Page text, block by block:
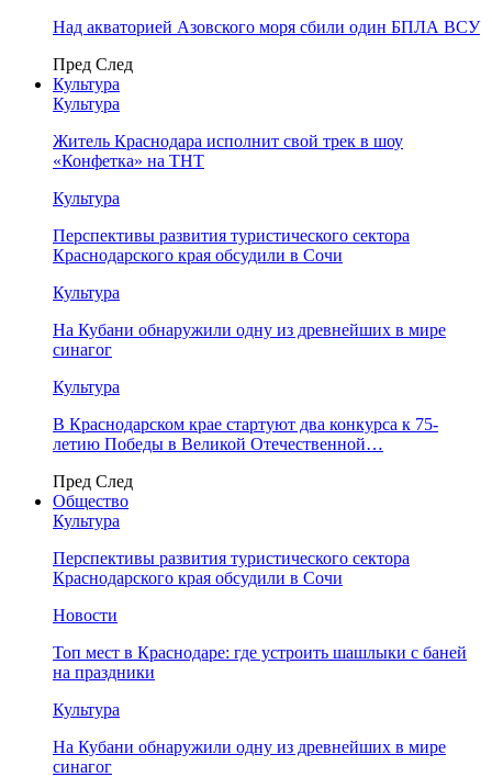
Над акваторией Азовского моря сбили один БПЛА ВСУ
Пред След
Культура
Культура
Житель Краснодара исполнит свой трек в шоу
«Конфетка» на ТНТ
Культура
Перспективы развития туристического сектора
Краснодарского края обсудили в Сочи
Культура
На Кубани обнаружили одну из древнейших в мире
синагог
Культура
В Краснодарском крае стартуют два конкурса к 75-
летию Победы в Великой Отечественной…
Пред След
Общество
Культура
Перспективы развития туристического сектора
Краснодарского края обсудили в Сочи
Новости
Топ мест в Краснодаре: где устроить шашлыки с баней
на праздники
Культура
На Кубани обнаружили одну из древнейших в мире
синагог